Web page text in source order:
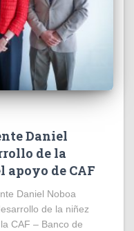
Daniel
de la
de CAF
Daniel Noboa
de la niñez
CAF – Banco de